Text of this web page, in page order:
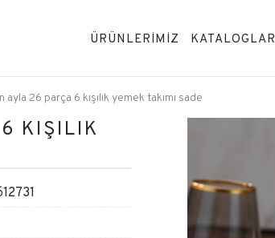
ÜRÜNLERİMİZ KATALOGLAR
26 parça 6 kışılık yemek takımı sade
6 KIŞILIK